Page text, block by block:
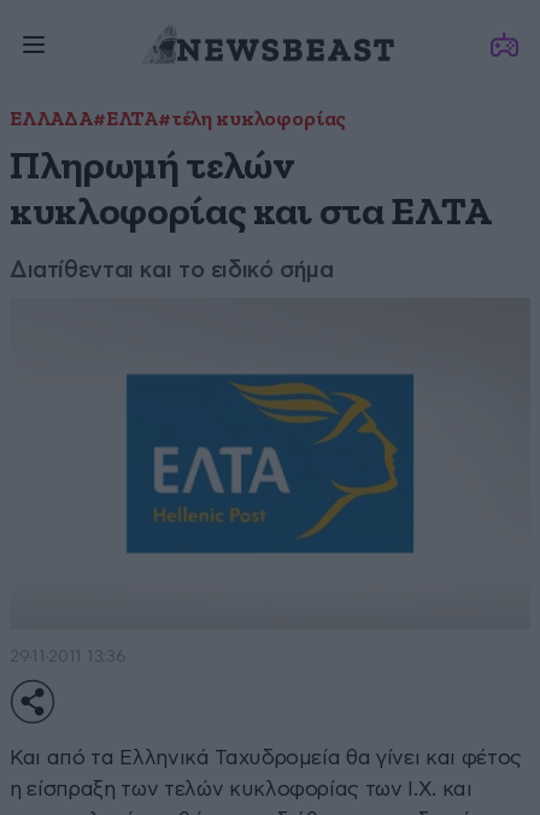
ΕΛΛΑΔΑ#ΕΛΤΑ#τέλη κυκλοφορίας
Πληρωμή τελών
κυκλοφορίας και στα ΕΛΤΑ
Διατίθενται και το ειδικό σήμα
29·11·2011 13:36
Και από τα Ελληνικά Ταχυδρομεία θα γίνει και φέτος
η είσπραξη των τελών κυκλοφορίας των Ι.Χ. και